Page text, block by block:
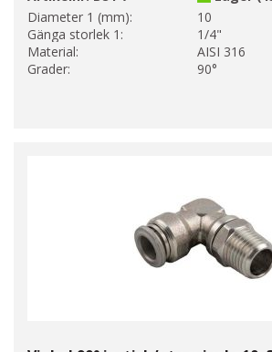
Diameter 1 (mm):
10
Gänga storlek 1:
1/4"
Material:
AISI 316
Grader:
90°